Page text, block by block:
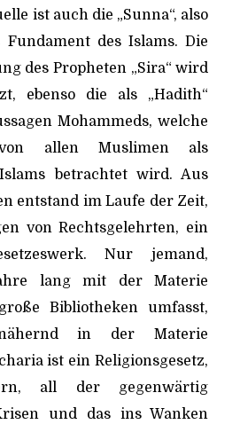
GEISTER DIE
WURDEN –
28. September 2014
ist auch die „Sunna“, also
des Islams. Die
des Propheten „Sira“ wird
ebenso die als „Hadith“
Mohammeds, welche
allen Muslimen als
betrachtet wird. Aus
entstand im Laufe der Zeit,
von Rechtsgelehrten, ein
Nur jemand,
lang mit der Materie
Bibliotheken umfasst,
in der Materie
ist ein Religionsgesetz,
all der gegenwärtig
und das ins Wanken